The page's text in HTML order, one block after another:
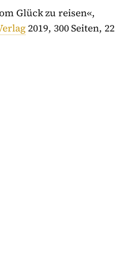
Glück zu reisen«,
2019, 300 Seiten, 22